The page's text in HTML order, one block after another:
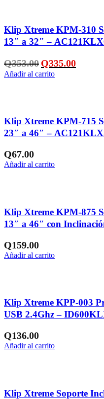
Klip Xtreme KPM-310
13″ a 32″ –
Q353.00 El
precio
original
Q335.00El
precio
Añadir al carrito
Klip Xtreme KPM-715
23″ a 46″ –
Q67.00
Añadir al carrito
Klip Xtreme KPM-875
13″ a 46″ con
Q159.00
Añadir al carrito
Klip Xtreme KPP-003
USB 2.4Ghz –
Q136.00
Añadir al carrito
Klip Xtreme Soporte